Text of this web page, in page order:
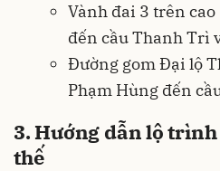
Vành đai 3 trên
đến cầu Thanh Trì
Đường gom Đại lộ
Phạm Hùng đến
3. Hướng dẫn lộ
thế